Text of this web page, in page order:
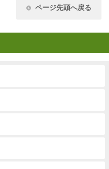
ページ先頭へ戻る